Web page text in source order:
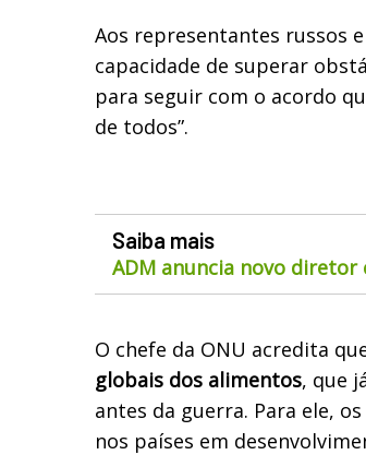
Aos representantes russos
capacidade de superar
para seguir com o acordo
de todos”.
Saiba mais
ADM anuncia novo
O chefe da ONU acredita
globais dos alimentos, que
antes da guerra. Para ele,
nos países em